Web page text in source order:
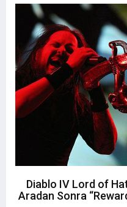
Diablo IV Lord of
Aradan Sonra